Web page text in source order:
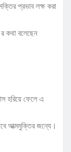
প্রভাব লক্ষ করা
কথা বলেছেন
হরিয়ে ফেলে এ
আত্মমুক্তির জন্যে।